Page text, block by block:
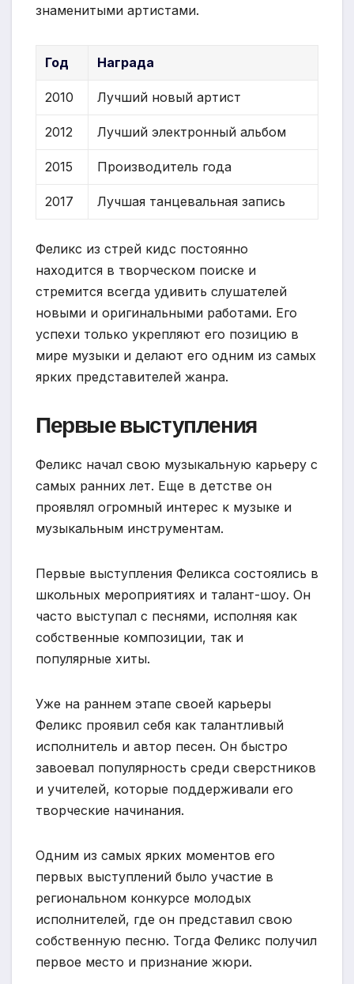
знаменитыми артистами.
Год Награда
2010 Лучший новый артист
2012 Лучший электронный альбом
2015 Производитель года
2017 Лучшая танцевальная запись
Феликс из стрей кидс постоянно
находится в творческом поиске и
стремится всегда удивить слушателей
новыми и оригинальными работами. Его
успехи только укрепляют его позицию в
мире музыки и делают его одним из самых
ярких представителей жанра.
Первые выступления
Феликс начал свою музыкальную карьеру с
самых ранних лет. Еще в детстве он
проявлял огромный интерес к музыке и
музыкальным инструментам.
Первые выступления Феликса состоялись в
школьных мероприятиях и талант-шоу. Он
часто выступал с песнями, исполняя как
собственные композиции, так и
популярные хиты.
Уже на раннем этапе своей карьеры
Феликс проявил себя как талантливый
исполнитель и автор песен. Он быстро
завоевал популярность среди сверстников
и учителей, которые поддерживали его
творческие начинания.
Одним из самых ярких моментов его
первых выступлений было участие в
региональном конкурсе молодых
исполнителей, где он представил свою
собственную песню. Тогда Феликс получил
первое место и признание жюри.